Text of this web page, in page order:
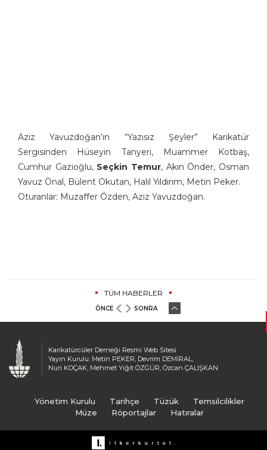
Aziz Yavuzdoğan’ın “Yazısız Şeyler” Karikatür
Sergisinden Hüseyin Tanyeri, Muammer Kotbaş,
Cumhur Gazioğlu, Seçkin Temur, Akın Önder, Osman
Yavuz Önal, Bülent Okutan, Halil Yıldırım, Metin Peker.
Oturanlar: Muzaffer Özden, Aziz Yavuzdoğan.
Karikatürcüler Derneği Resmi Web Sitesi
Yayın Kurulu: Metin PEKER, Devrim DEMİRAL,
Nuri KOÇAK, Mehmet Yiğit ÖZGÜR, Özcan ÇALIŞKAN
Yönetim Kurulu Tarihçe Tüzük
Temsilcilikler
Müze
Röportajlar Hatıralar